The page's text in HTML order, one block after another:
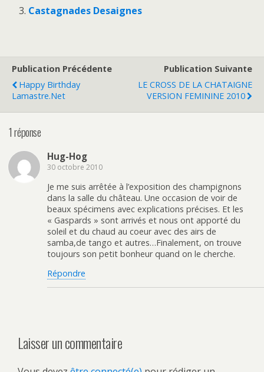
Castagnades Desaignes
Publication Précédente
Happy Birthday
Lamastre.net
Publication Suivante
LE CROSS DE LA CHATAIGNE
VERSION FEMININE 2010
1 réponse
Hug-Hog
30 octobre 2010
Je me suis arrêtée à l’exposition des champignons
dans la salle du château. Une occasion de voir de
beaux spécimens avec explications précises. Et les
« Gaspards » sont arrivés et nous ont apporté du
soleil et du chaud au coeur avec des airs de
samba,de tango et autres…Finalement, on trouve
toujours son petit bonheur quand on le cherche.
Répondre
Laisser un commentaire